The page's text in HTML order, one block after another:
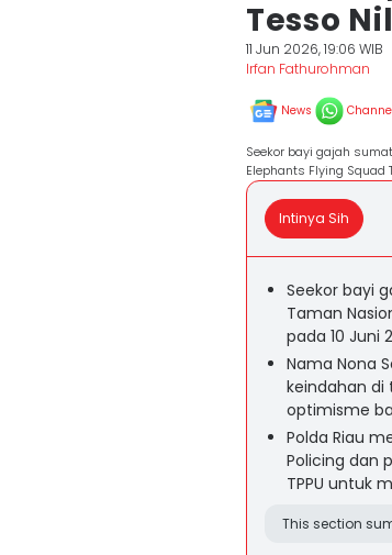
Tesso
11 Jun 2026, 19:06 WIB
Irfan Fathurohman
News
Seekor bayi gajah
Elephants Flying Squad
Intinya Sih
Seekor bayi
Taman
pada 10 Juni
Nama Nona
keindahan di
optimisme
Polda Riau
Policing dan
TPPU untuk
This section